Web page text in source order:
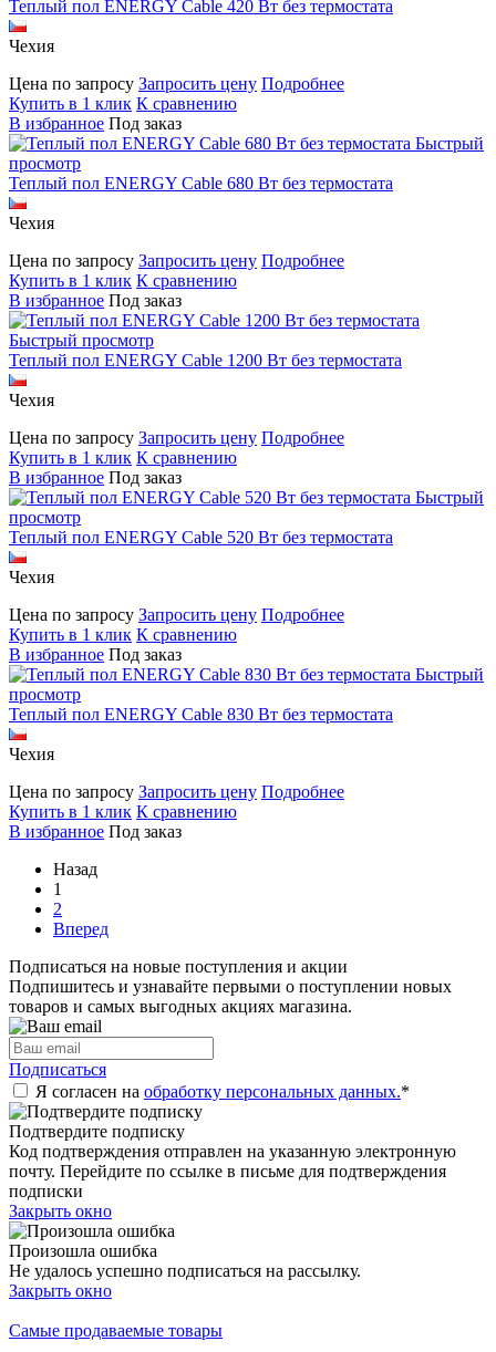
Теплый пол ENERGY Cable 420 Вт без термостата
Чехия
Цена по запросу Запросить цену Подробнее
Купить в 1 клик К сравнению
В избранное Под заказ
Быстрый
просмотр
Теплый пол ENERGY Cable 680 Вт без термостата
Чехия
Цена по запросу Запросить цену Подробнее
Купить в 1 клик К сравнению
В избранное Под заказ
Быстрый просмотр
Теплый пол ENERGY Cable 1200 Вт без термостата
Чехия
Цена по запросу Запросить цену Подробнее
Купить в 1 клик К сравнению
В избранное Под заказ
Быстрый
просмотр
Теплый пол ENERGY Cable 520 Вт без термостата
Чехия
Цена по запросу Запросить цену Подробнее
Купить в 1 клик К сравнению
В избранное Под заказ
Быстрый
просмотр
Теплый пол ENERGY Cable 830 Вт без термостата
Чехия
Цена по запросу Запросить цену Подробнее
Купить в 1 клик К сравнению
В избранное Под заказ
Назад
1
2
Вперед
Подписаться на новые поступления и акции
Подпишитесь и узнавайте первыми о поступлении новых
товаров и самых выгодных акциях магазина.
Подписаться
Я согласен на обработку персональных данных.*
Подтвердите подписку
Код подтверждения отправлен на указанную электронную
почту. Перейдите по ссылке в письме для подтверждения
подписки
Закрыть окно
Произошла ошибка
Не удалось успешно подписаться на рассылку.
Закрыть окно
Самые продаваемые товары